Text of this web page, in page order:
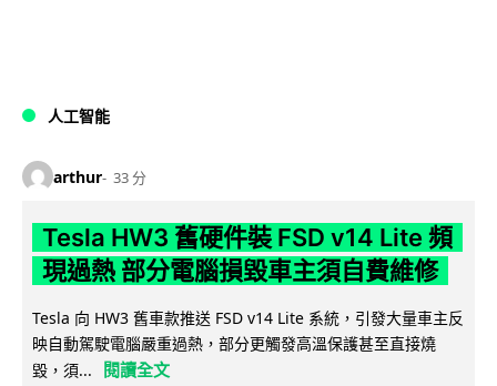
人工智能
arthur 33 分
Tesla HW3 舊硬件裝 FSD v14 Lite 頻
現過熱 部分電腦損毀車主須自費維修
Tesla 向 HW3 舊車款推送 FSD v14 Lite 系統，引發大量車主反
映自動駕駛電腦嚴重過熱，部分更觸發高溫保護甚至直接燒
毀，須...
閱讀全文